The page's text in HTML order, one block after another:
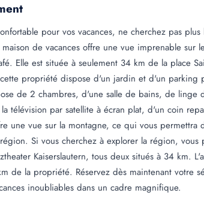
pour vos vacances, ne cherchez pas
maison de vacances offre une vue imprenable sur
Elle est située à seulement 34 km de la place
cette propriété dispose d'un jardin et d'un
de 2 chambres, d'une salle de bains, de linge
télévision par satellite à écran plat, d'un coin
une vue sur la montagne, ce qui vous
Si vous cherchez à explorer la région, vous
Kaiserslautern, tous deux situés à 34 km.
de la propriété. Réservez dès maintenant votre
inoubliables dans un cadre magnifique.